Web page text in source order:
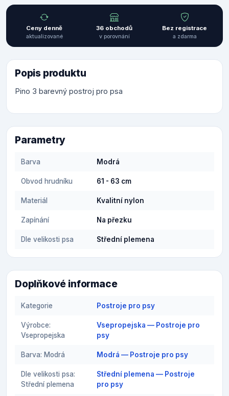
Ceny denně
aktualizované
36 obchodů
v porovnání
Bez registrace
a zdarma
Popis produktu
Pino 3 barevný postroj pro psa
Parametry
Barva Modrá
Obvod hrudníku 61 - 63 cm
Materiál Kvalitní nylon
Zapínání Na přezku
Dle velikosti psa Střední plemena
Doplňkové informace
Kategorie Postroje pro psy
Výrobce:
Vsepropejska
Vsepropejska — Postroje pro
psy
Barva: Modrá Modrá — Postroje pro psy
Dle velikosti psa:
Střední plemena
Střední plemena — Postroje
pro psy